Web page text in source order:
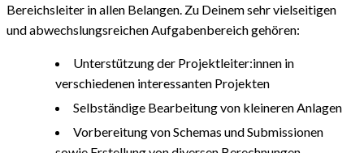
Bereichsleiter in allen Belangen. Zu Deinem sehr vielseitigen
und abwechslungsreichen Aufgabenbereich gehören:
Unterstützung der Projektleiter:innen in
verschiedenen interessanten Projekten
Selbständige Bearbeitung von kleineren Anlagen
Vorbereitung von Schemas und Submissionen